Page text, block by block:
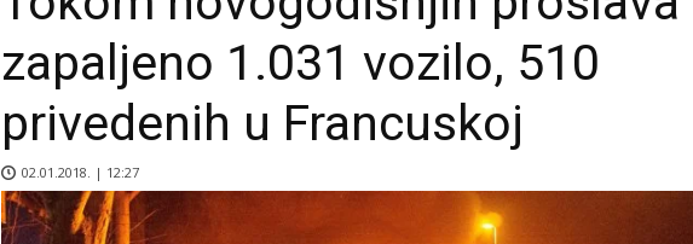
zapaljeno 1.031 vozilo, 510
privedenih u Francuskoj
02.01.2018. | 12:27